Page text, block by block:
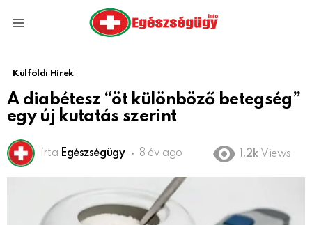
Külföldi Hírek
A diabétesz “öt különböző betegség”
egy új kutatás szerint
írta Egészségügy 8 év ago 1.2k Views